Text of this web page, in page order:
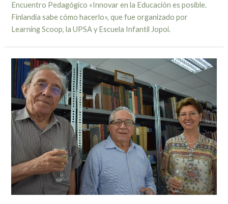
Encuentro Pedagógico «Innovar en la Educación es posible.
Finlandia sabe cómo hacerlo», que fue organizado por
Learning Scoop, la UPSA y Escuela Infantil Jopoi.